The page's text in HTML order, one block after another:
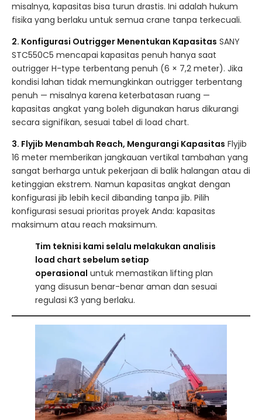
misalnya, kapasitas bisa turun drastis. Ini adalah hukum
fisika yang berlaku untuk semua crane tanpa terkecuali.
2. Konfigurasi Outrigger Menentukan Kapasitas SANY
STC550C5 mencapai kapasitas penuh hanya saat
outrigger H-type terbentang penuh (6 × 7,2 meter). Jika
kondisi lahan tidak memungkinkan outrigger terbentang
penuh — misalnya karena keterbatasan ruang —
kapasitas angkat yang boleh digunakan harus dikurangi
secara signifikan, sesuai tabel di load chart.
3. Flyjib Menambah Reach, Mengurangi Kapasitas Flyjib
16 meter memberikan jangkauan vertikal tambahan yang
sangat berharga untuk pekerjaan di balik halangan atau di
ketinggian ekstrem. Namun kapasitas angkat dengan
konfigurasi jib lebih kecil dibanding tanpa jib. Pilih
konfigurasi sesuai prioritas proyek Anda: kapasitas
maksimum atau reach maksimum.
Tim teknisi kami selalu melakukan analisis
load chart sebelum setiap
operasional untuk memastikan lifting plan
yang disusun benar-benar aman dan sesuai
regulasi K3 yang berlaku.